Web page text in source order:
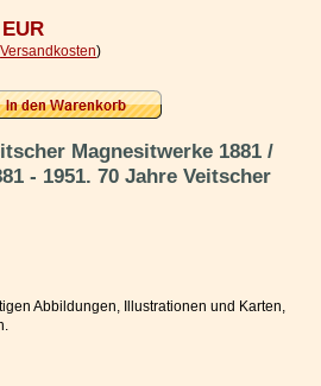
Versandkosten)
Magnesitwerke 1881 /
- 1951. 70 Jahre Veitscher
Abbildungen, Illustrationen und Karten,